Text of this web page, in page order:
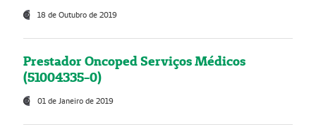
18 de Outubro de 2019
Prestador Oncoped Serviços Médicos
(51004335-0)
01 de Janeiro de 2019